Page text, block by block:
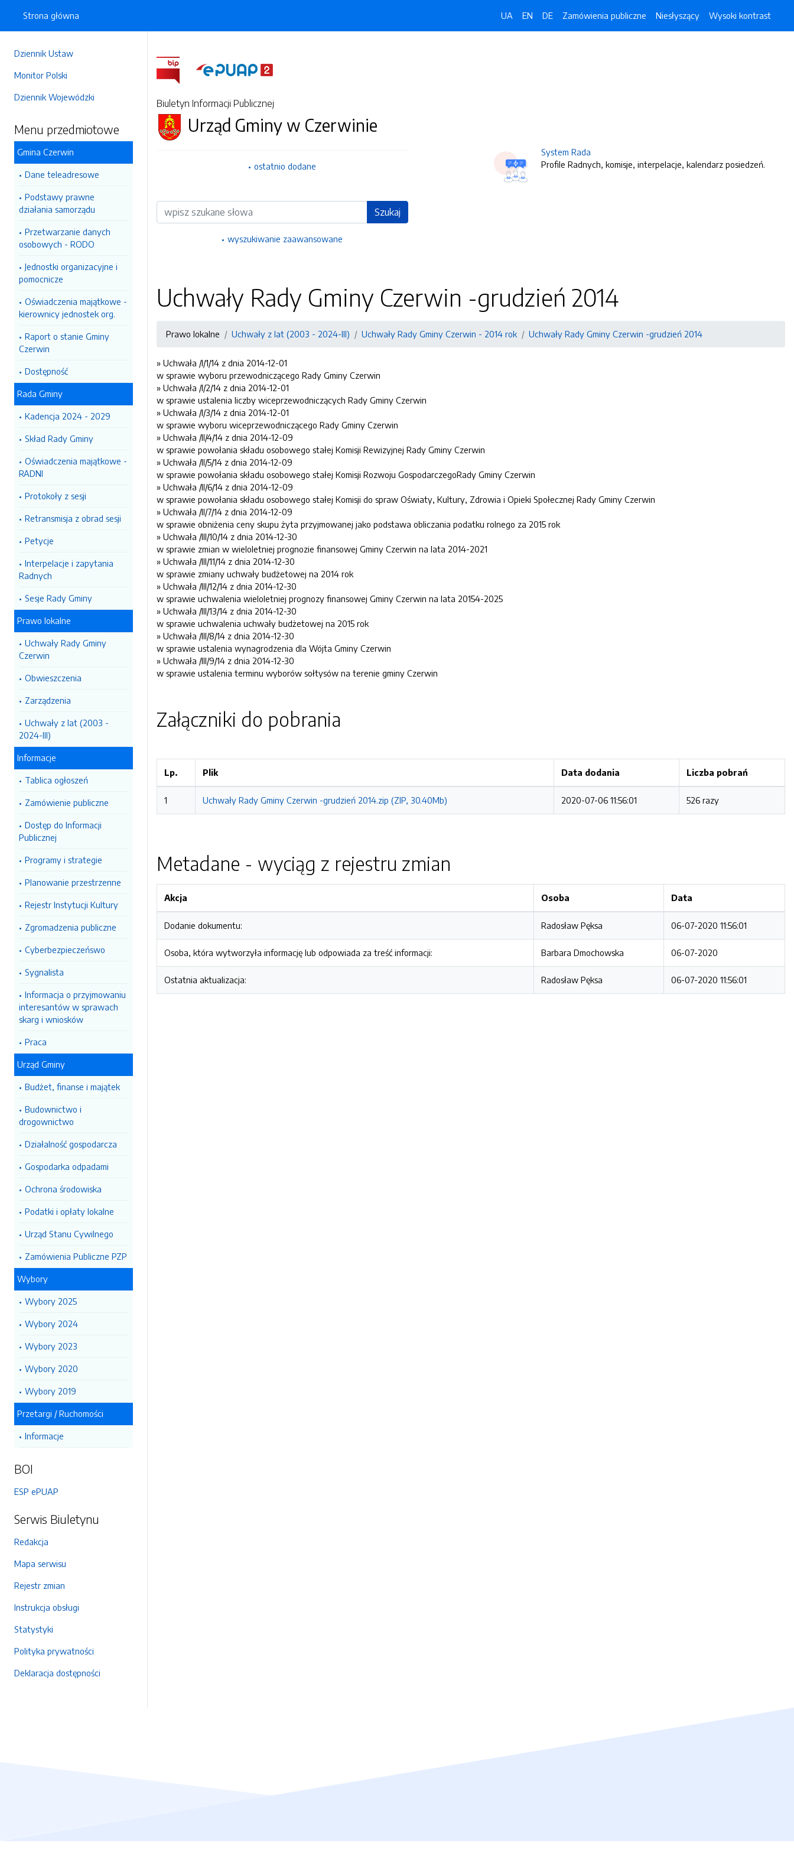
Dziennik Ustaw
Monitor Polski
Dziennik Wojewódzki
Menu przedmiotowe
Gmina Czerwin
Dane teleadresowe
Podstawy prawne
działania samorządu
Przetwarzanie danych
osobowych - RODO
Jednostki organizacyjne i
pomocnicze
Oświadczenia majątkowe -
kierownicy jednostek org.
Raport o stanie Gminy
Czerwin
Dostępność
Rada Gminy
Kadencja 2024 - 2029
Skład Rady Gminy
Oświadczenia majątkowe -
RADNI
Protokoły z sesji
Retransmisja z obrad sesji
Petycje
Interpelacje i zapytania
Radnych
Sesje Rady Gminy
Prawo lokalne
Uchwały Rady Gminy
Czerwin
Obwieszczenia
Zarządzenia
Uchwały z lat (2003 -
2024-III)
Informacje
Tablica ogłoszeń
Zamówienie publiczne
Dostęp do Informacji
Publicznej
Programy i strategie
Planowanie przestrzenne
Rejestr Instytucji Kultury
Zgromadzenia publiczne
Cyberbezpieczeńswo
Sygnalista
Informacja o przyjmowaniu
interesantów w sprawach
skarg i wniosków
Praca
Urząd Gminy
Budżet, finanse i majątek
Budownictwo i
drogownictwo
Działalność gospodarcza
Gospodarka odpadami
Ochrona środowiska
Podatki i opłaty lokalne
Urząd Stanu Cywilnego
Zamówienia Publiczne PZP
Wybory
Wybory 2025
Wybory 2024
Wybory 2023
Wybory 2020
Wybory 2019
Przetargi / Ruchomości
Informacje
BOI
ESP ePUAP
Serwis Biuletynu
Redakcja
Mapa serwisu
Rejestr zmian
Instrukcja obsługi
Statystyki
Polityka prywatności
Deklaracja dostępności
Strona główna UA EN DE Zamówienia publiczne Niesłyszący Wysoki kontrast
Biuletyn Informacji Publicznej
Urząd Gminy w Czerwinie
ostatnio dodane
Wyszukiwarka Szukaj
wyszukiwanie zaawansowane
System Rada
Profile Radnych, komisje, interpelacje, kalendarz posiedzeń.
Uchwały Rady Gminy Czerwin -grudzień 2014
Prawo lokalne Uchwały z lat (2003 - 2024-III) Uchwały Rady Gminy Czerwin - 2014 rok Uchwały Rady Gminy Czerwin -grudzień 2014
» Uchwała /I/1/14 z dnia 2014-12-01
w sprawie wyboru przewodniczącego Rady Gminy Czerwin
» Uchwała /I/2/14 z dnia 2014-12-01
w sprawie ustalenia liczby wiceprzewodniczących Rady Gminy Czerwin
» Uchwała /I/3/14 z dnia 2014-12-01
w sprawie wyboru wiceprzewodniczącego Rady Gminy Czerwin
» Uchwała /II/4/14 z dnia 2014-12-09
w sprawie powołania składu osobowego stałej Komisji Rewizyjnej Rady Gminy Czerwin
» Uchwała /II/5/14 z dnia 2014-12-09
w sprawie powołania składu osobowego stałej Komisji Rozwoju GospodarczegoRady Gminy Czerwin
» Uchwała /II/6/14 z dnia 2014-12-09
w sprawie powołania składu osobowego stałej Komisji do spraw Oświaty, Kultury, Zdrowia i Opieki Społecznej Rady Gminy Czerwin
» Uchwała /II/7/14 z dnia 2014-12-09
w sprawie obniżenia ceny skupu żyta przyjmowanej jako podstawa obliczania podatku rolnego za 2015 rok
» Uchwała /III/10/14 z dnia 2014-12-30
w sprawie zmian w wieloletniej prognozie finansowej Gminy Czerwin na lata 2014-2021
» Uchwała /III/11/14 z dnia 2014-12-30
w sprawie zmiany uchwały budżetowej na 2014 rok
» Uchwała /III/12/14 z dnia 2014-12-30
w sprawie uchwalenia wieloletniej prognozy finansowej Gminy Czerwin na lata 20154-2025
» Uchwała /III/13/14 z dnia 2014-12-30
w sprawie uchwalenia uchwały budżetowej na 2015 rok
» Uchwała /III/8/14 z dnia 2014-12-30
w sprawie ustalenia wynagrodzenia dla Wójta Gminy Czerwin
» Uchwała /III/9/14 z dnia 2014-12-30
w sprawie ustalenia terminu wyborów sołtysów na terenie gminy Czerwin
Załączniki do pobrania
Lp. Plik Data dodania Liczba pobrań
1 Uchwały Rady Gminy Czerwin -grudzień 2014.zip (ZIP, 30.40Mb) 2020-07-06 11:56:01 526 razy
Metadane - wyciąg z rejestru zmian
Akcja Osoba Data
Dodanie dokumentu: Radosław Pęksa 06-07-2020 11:56:01
Osoba, która wytworzyła informację lub odpowiada za treść informacji: Barbara Dmochowska 06-07-2020
Ostatnia aktualizacja: Radosław Pęksa 06-07-2020 11:56:01